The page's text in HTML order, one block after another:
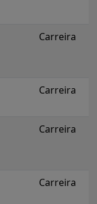
Carreira
Carreira
Carreira
Carreira